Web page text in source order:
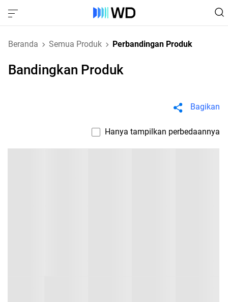
Beranda Semua Produk Perbandingan Produk
Bandingkan Produk
Bagikan
Hanya tampilkan perbedaannya